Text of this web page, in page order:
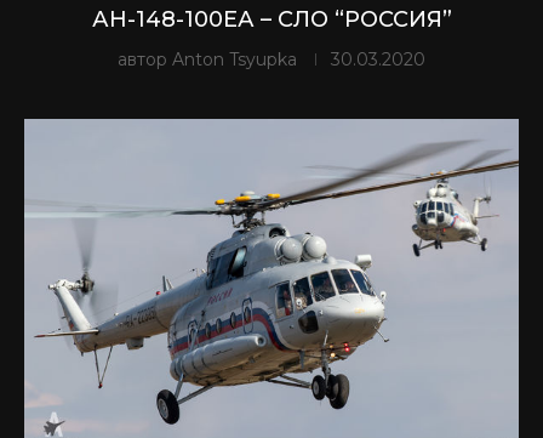
АН-148-100ЕА – СЛО “РОССИЯ”
автор Anton Tsyupka 30.03.2020